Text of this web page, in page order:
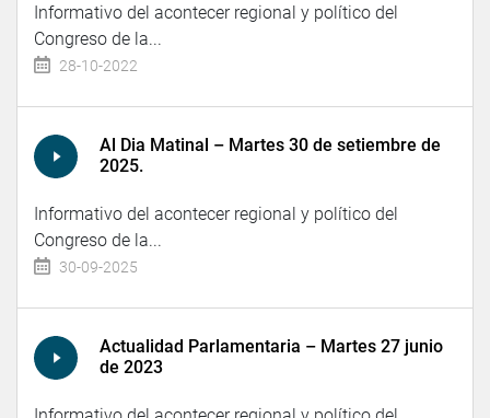
Informativo del acontecer regional y político del
Congreso de la...
28-10-2022
Al Dia Matinal – Martes 30 de setiembre de
2025.
Informativo del acontecer regional y político del
Congreso de la...
30-09-2025
Actualidad Parlamentaria – Martes 27 junio
de 2023